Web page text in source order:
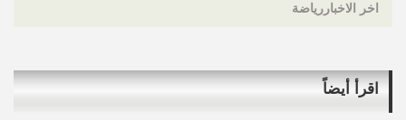
اخر الاخباررياضة
اقرأ أيضاً